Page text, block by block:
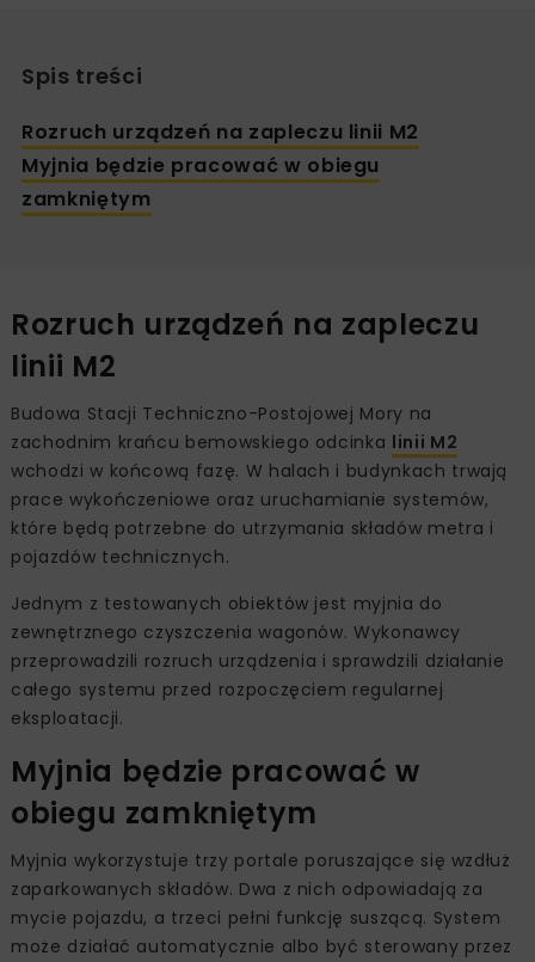
Spis treści
Rozruch urządzeń na zapleczu linii M2
Myjnia będzie pracować w obiegu
zamkniętym
Rozruch urządzeń na zapleczu
linii M2
Budowa Stacji Techniczno-Postojowej Mory na
zachodnim krańcu bemowskiego odcinka linii M2
wchodzi w końcową fazę. W halach i budynkach trwają
prace wykończeniowe oraz uruchamianie systemów,
które będą potrzebne do utrzymania składów metra i
pojazdów technicznych.
Jednym z testowanych obiektów jest myjnia do
zewnętrznego czyszczenia wagonów. Wykonawcy
przeprowadzili rozruch urządzenia i sprawdzili działanie
całego systemu przed rozpoczęciem regularnej
eksploatacji.
Myjnia będzie pracować w
obiegu zamkniętym
Myjnia wykorzystuje trzy portale poruszające się wzdłuż
zaparkowanych składów. Dwa z nich odpowiadają za
mycie pojazdu, a trzeci pełni funkcję suszącą. System
może działać automatycznie albo być sterowany przez